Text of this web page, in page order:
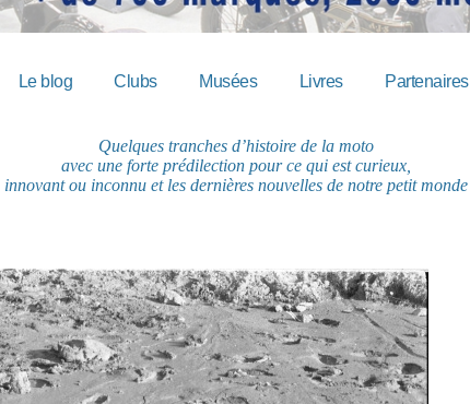
Le blog Clubs Musées Livres Partenaires
Quelques tranches d’histoire de la moto
avec une forte prédilection pour ce qui est curieux,
innovant ou inconnu et les dernières nouvelles de notre petit monde